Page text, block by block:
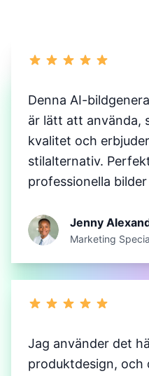
Denna AI-
är lätt att använda,
kvalitet och
stilalternativ.
professionella bilder
Jenny
Marketing
Jag använder det
produktdesign, och